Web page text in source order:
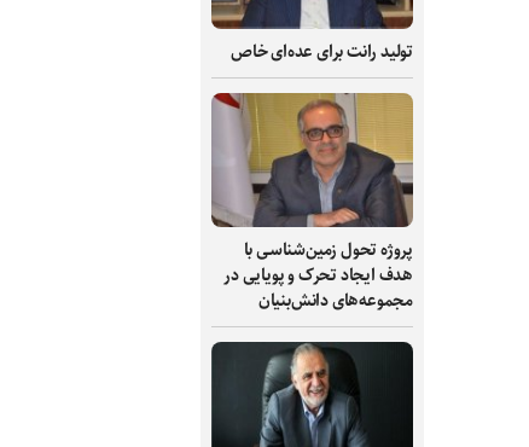
تولید رانت برای عده‌ای خاص
پروژه تحول زمین‌شناسی با
هدف ایجاد تحرک و پویایی در
مجموعه‌های دانش‌بنیان